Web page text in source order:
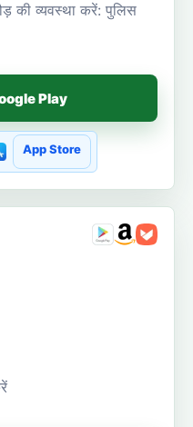
की व्यवस्था करें: पुलिस
Play
App Store